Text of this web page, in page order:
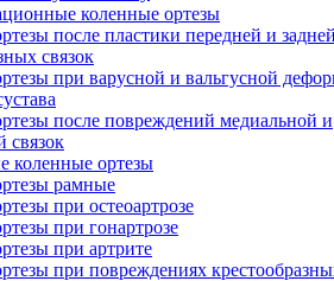
коленные ортезы
после пластики передней и
связок
при варусной и вальгусной
после повреждений медиальной и
связок
коленные ортезы
рамные
при остеоартрозе
при гонартрозе
при артрите
при повреждениях